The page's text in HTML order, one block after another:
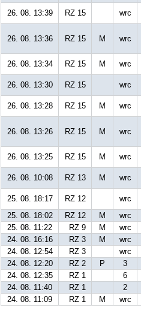
26. 08. 13:39
RZ 15 wrc
26. 08. 13:36 RZ 15 M wrc
26. 08. 13:34
RZ 15 M wrc
26. 08. 13:30
RZ 15 wrc
26. 08. 13:28
RZ 15 M wrc
26. 08. 13:26 RZ 15 M wrc
26. 08. 13:25
RZ 15 M wrc
26. 08. 10:08
RZ 13 M wrc
25. 08. 18:17
RZ 12 wrc
25. 08. 18:02
RZ 12 M wrc
25. 08. 11:22
RZ 9 M wrc
24. 08. 16:16
RZ 3 M wrc
24. 08. 12:54
RZ 3 wrc
24. 08. 12:20
RZ 2 P 3
24. 08. 12:35
RZ 1 6
24. 08. 11:40
RZ 1 2
24. 08. 11:09
RZ 1 M wrc